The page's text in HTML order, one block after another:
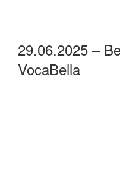
29.06.2025 –
VocaBella